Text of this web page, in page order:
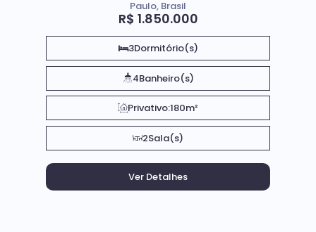
R$ 1.850.000
Paulo, Brasil
3Dormitório(s)
4Banheiro(s)
Privativo:180m²
2Sala(s)